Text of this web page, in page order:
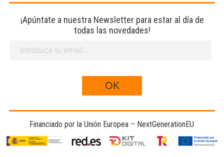
¡Apúntate a nuestra Newsletter para estar al día de
todas las novedades!
Financiado por la Unión Europea – NextGenerationEU